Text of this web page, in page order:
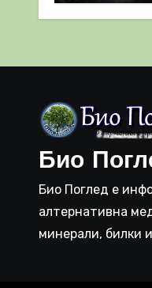
важен за
Био
Био Поглед е
алтернативна
минерали, билки